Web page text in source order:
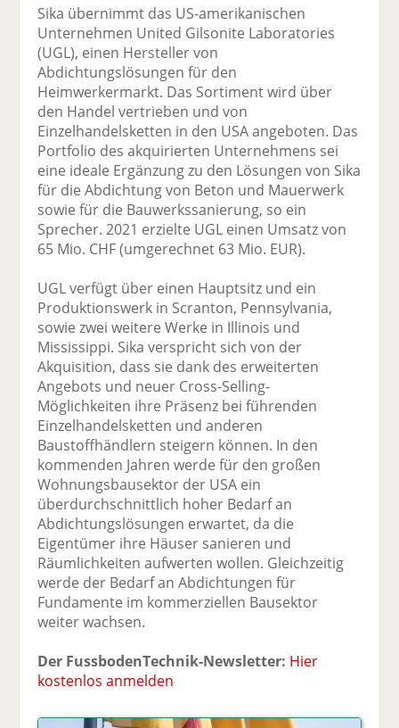
uf
F
b
o
k
te
il
e
n
wi
tt Li
e
n
te
il
e
E
l
er
se
n
d
n
Sika übernimmt das US-amerikanischen
Unternehmen United Gilsonite Laboratories
(UGL), einen Hersteller von
Abdichtungslösungen für den
Heimwerkermarkt. Das Sortiment wird über
den Handel vertrieben und von
Einzelhandelsketten in den USA angeboten. Das
Portfolio des akquirierten Unternehmens sei
eine ideale Ergänzung zu den Lösungen von Sika
für die Abdichtung von Beton und Mauerwerk
sowie für die Bauwerkssanierung, so ein
Sprecher. 2021 erzielte UGL einen Umsatz von
65 Mio. CHF (umgerechnet 63 Mio. EUR).
UGL verfügt über einen Hauptsitz und ein
Produktionswerk in Scranton, Pennsylvania,
sowie zwei weitere Werke in Illinois und
Mississippi. Sika verspricht sich von der
Akquisition, dass sie dank des erweiterten
Angebots und neuer Cross-Selling-
Möglichkeiten ihre Präsenz bei führenden
Einzelhandelsketten und anderen
Baustoffhändlern steigern können. In den
kommenden Jahren werde für den großen
Wohnungsbausektor der USA ein
überdurchschnittlich hoher Bedarf an
Abdichtungslösungen erwartet, da die
Eigentümer ihre Häuser sanieren und
Räumlichkeiten aufwerten wollen. Gleichzeitig
werde der Bedarf an Abdichtungen für
Fundamente im kommerziellen Bausektor
weiter wachsen.
Der FussbodenTechnik-Newsletter: Hier
kostenlos anmelden